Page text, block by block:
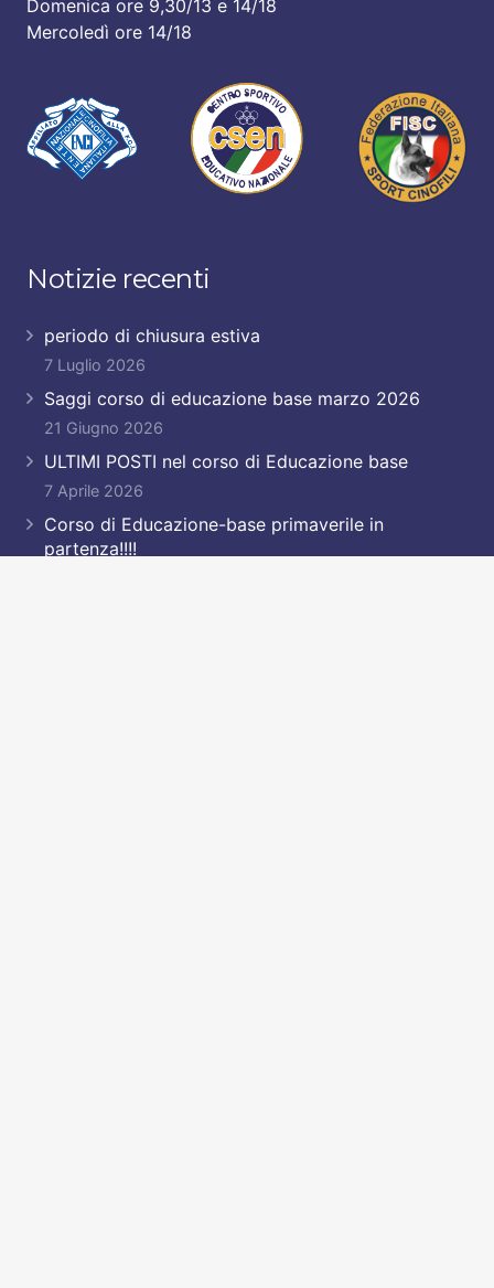
Domenica ore 9,30/13 e 14/18
Mercoledì ore 14/18
Notizie recenti
periodo di chiusura estiva
7 Luglio 2026
Saggi corso di educazione base marzo 2026
21 Giugno 2026
ULTIMI POSTI nel corso di Educazione base
7 Aprile 2026
Corso di Educazione-base primaverile in
partenza!!!!